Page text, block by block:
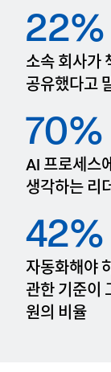
22%
소속 회사가
공유했다고
70%
AI 프로세스
생각하는 리
42%
자동화해야
관한 기준이
원의 비율